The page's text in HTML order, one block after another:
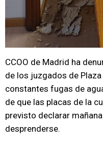
CCOO de Madrid ha
de los juzgados de
constantes fugas de
de que las placas de la
previsto declarar
desprenderse.